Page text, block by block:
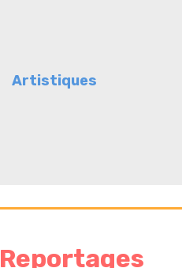
Artistiques
Reportages